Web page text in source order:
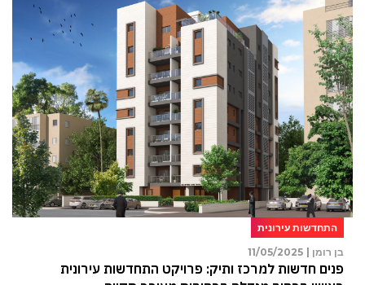
התחדשות עירונית
בן רומן |
11/05/2025
פנים חדשות למרכז ותיק: פרויקט התחדשות עירונית